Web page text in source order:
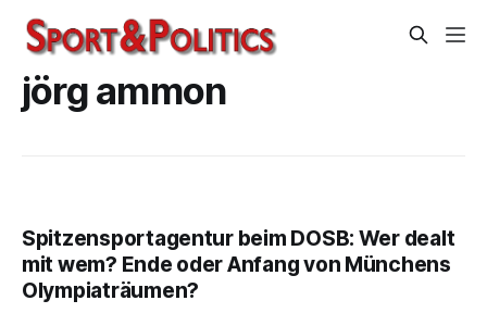
jörg ammon
Spitzensportagentur beim DOSB: Wer dealt
mit wem? Ende oder Anfang von Münchens
Olympiaträumen?